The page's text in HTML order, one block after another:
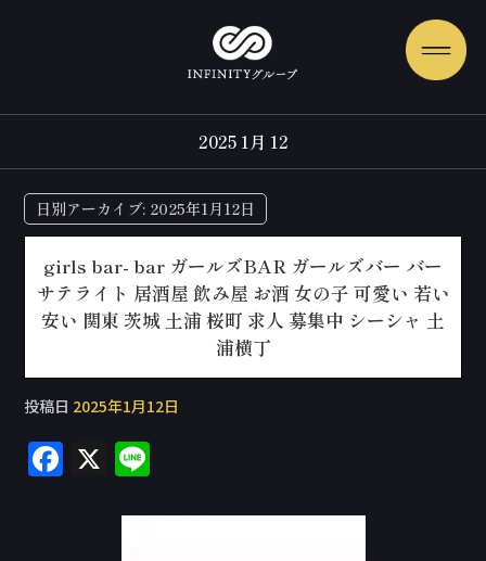
2025 1月 12
日別アーカイブ: 2025年1月12日
girls bar- bar ガールズBAR ガールズバー バー
サテライト 居酒屋 飲み屋 お酒 女の子 可愛い 若い
安い 関東 茨城 土浦 桜町 求人 募集中 シーシャ 土
浦横丁
投稿日 2025年1月12日
F X
e